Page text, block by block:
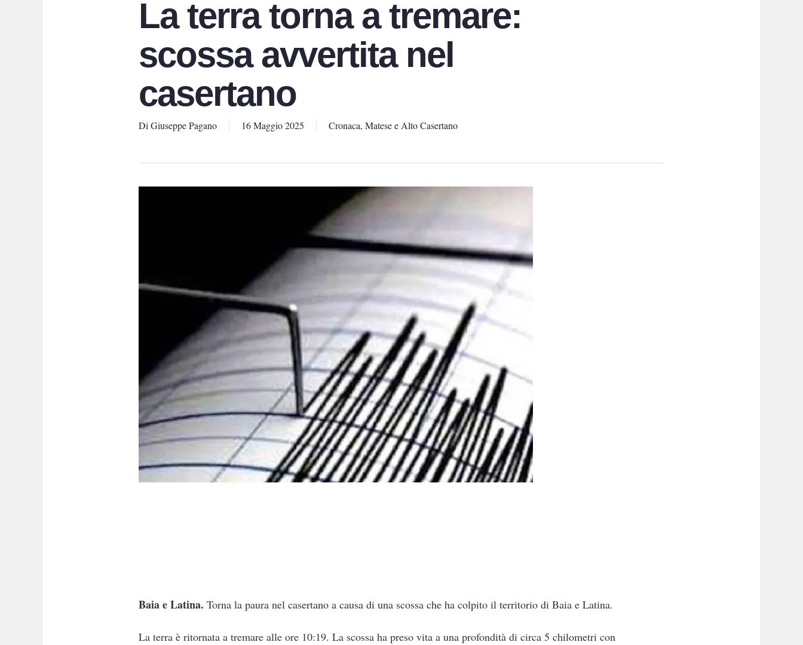
La terra torna a tremare:
scossa avvertita nel
casertano
Di Giuseppe Pagano 16 Maggio 2025 Cronaca, Matese e Alto Casertano
Baia e Latina. Torna la paura nel casertano a causa di una scossa che ha colpito il territorio di Baia e Latina.
La terra è ritornata a tremare alle ore 10:19. La scossa ha preso vita a una profondità di circa 5 chilometri con